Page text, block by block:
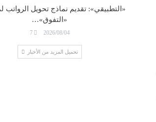
«التطبيقي»: تقديم نماذج تحويل
«التفوق»…
2026/08/04
7
تحميل المزيد من الأخبار